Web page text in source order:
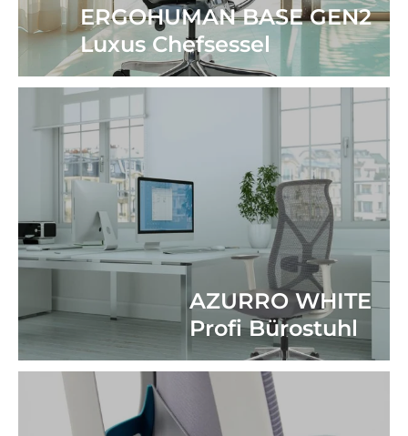
ERGOHUMAN BASE GEN2
Luxus Chefsessel
AZURRO WHITE
Profi Bürostuhl